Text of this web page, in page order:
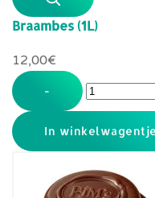
Braambes (1L)
12,00‎€
-